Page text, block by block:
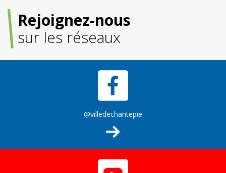
Rejoignez-nous
sur les réseaux
@villedechantepie